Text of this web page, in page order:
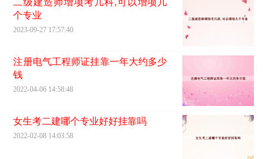
二级建造师增项考几科,可以增项几
个专业
2023-09-27 17:57:40
注册电气工程师证挂靠一年大约多少
钱
2022-04-06 14:58:48
女生考二建哪个专业好好挂靠吗
2022-02-08 14:03:58